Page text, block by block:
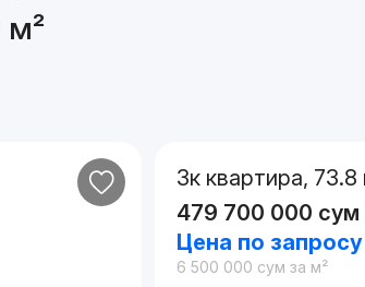
м²
3к квартира, 73.8
479 700 000 сум
Цена по запросу
6 500 000 сум за м²